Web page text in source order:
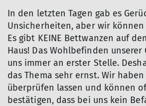
In den letzten Tagen gab es
Unsicherheiten, aber wir
Es gibt KEINE Bettwanzen auf
Haus! Das Wohlbefinden
uns immer an erster Stelle.
das Thema sehr ernst. Wir
überprüfen lassen und können
bestätigen, dass bei uns kein